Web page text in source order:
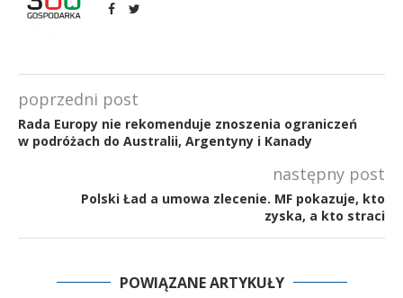
poprzedni post
Rada Europy nie rekomenduje znoszenia ograniczeń
w podróżach do Australii, Argentyny i Kanady
następny post
Polski Ład a umowa zlecenie. MF pokazuje, kto
zyska, a kto straci
POWIĄZANE ARTYKUŁY